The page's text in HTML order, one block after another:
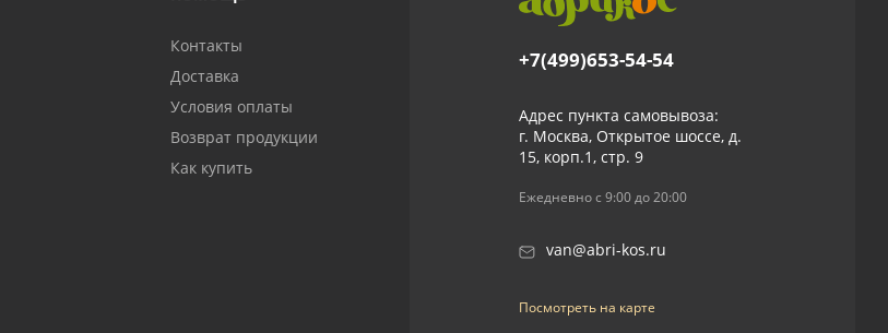
Контакты
Доставка
Условия оплаты
Возврат продукции
Как купить
+7(499)653-54-54
Адрес пункта самовывоза:
г. Москва, Открытое шоссе, д.
15, корп.1, стр. 9
Ежедневно с 9:00 до 20:00
van@abri-kos.ru
Посмотреть на карте